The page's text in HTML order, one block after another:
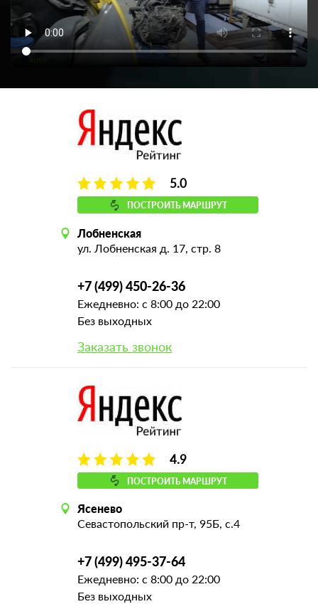
5.0
ПОСТРОИТЬ МАРШРУТ
Лобненская
ул. Лобненская д. 17, стр. 8
+7 (499) 450-26-36
Ежедневно: с 8:00 до 22:00
Без выходных
Заказать звонок
4.9
ПОСТРОИТЬ МАРШРУТ
Ясенево
Севастопольский пр-т, 95Б, с.4
+7 (499) 495-37-64
Ежедневно: с 8:00 до 22:00
Без выходных